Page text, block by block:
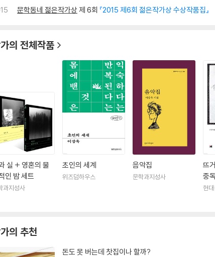
문학동네 젊은작가상 제 6회 『2015 제6회 젊은작가상 수상작품집』
의 전체작품
실 + 영혼의 물
인 밤 세트
과지성사
초인의 세계
위즈덤하우스
음악집
문학과지성사
뜨
중
현
의 추천
돈도 못 버는데 찻집이나 할까?